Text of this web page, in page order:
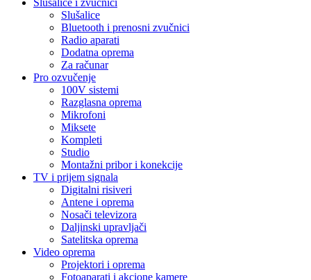
Slušalice
Bluetooth i prenosni zvučnici
Radio aparati
Dodatna oprema
Za računar
Pro ozvučenje
100V sistemi
Razglasna oprema
Mikrofoni
Miksete
Kompleti
Studio
Montažni pribor i konekcije
TV i prijem signala
Digitalni risiveri
Antene i oprema
Nosači televizora
Daljinski upravljači
Satelitska oprema
Video oprema
Projektori i oprema
Fotoaparati i akcione kamere